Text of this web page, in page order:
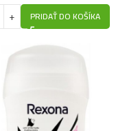
PRIDAŤ DO KOŠÍKA